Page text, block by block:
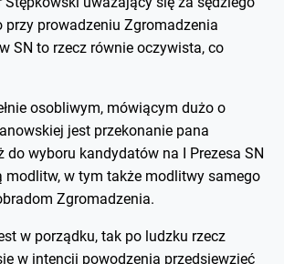
przy prowadzeniu Zgromadzenia
SN to rzecz równie oczywista, co
osobliwym, mówiącym dużo o
jest przekonanie pana
do wyboru kandydatów na I Prezesa SN
modlitw, w tym także modlitwy samego
Zgromadzenia.
w porządku, tak po ludzku rzecz
w intencji powodzenia przedsięwzięć